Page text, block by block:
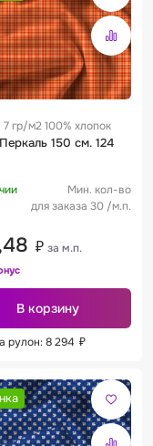
гр/м2 100% хлопок
150 см. 124
Мин. кол-во
для заказа 30 /м.п.
₽ за м.п.
В корзину
рулон: 8 294 ₽